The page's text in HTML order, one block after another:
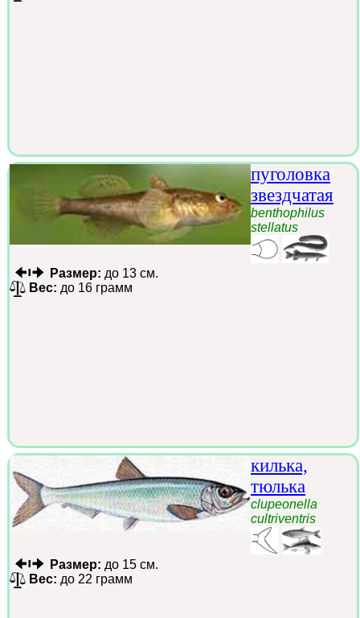
пуголовка
звездчатая
benthophilus
stellatus
Размер: до 13 см.
Вес: до 16 грамм
килька,
тюлька
clupeonella
cultriventris
Размер: до 15 см.
Вес: до 22 грамм